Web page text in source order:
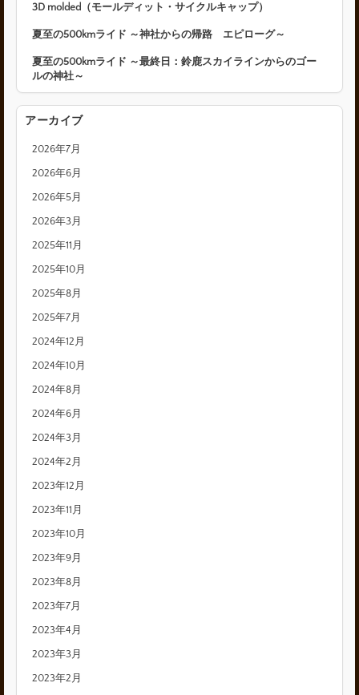
3D molded（モールディット・サイクルキャップ）
夏至の500kmライド ～神社からの帰路 エピローグ～
夏至の500kmライド ～最終日：鈴鹿スカイラインからのゴー
ルの神社～
アーカイブ
2026年7月
2026年6月
2026年5月
2026年3月
2025年11月
2025年10月
2025年8月
2025年7月
2024年12月
2024年10月
2024年8月
2024年6月
2024年3月
2024年2月
2023年12月
2023年11月
2023年10月
2023年9月
2023年8月
2023年7月
2023年4月
2023年3月
2023年2月